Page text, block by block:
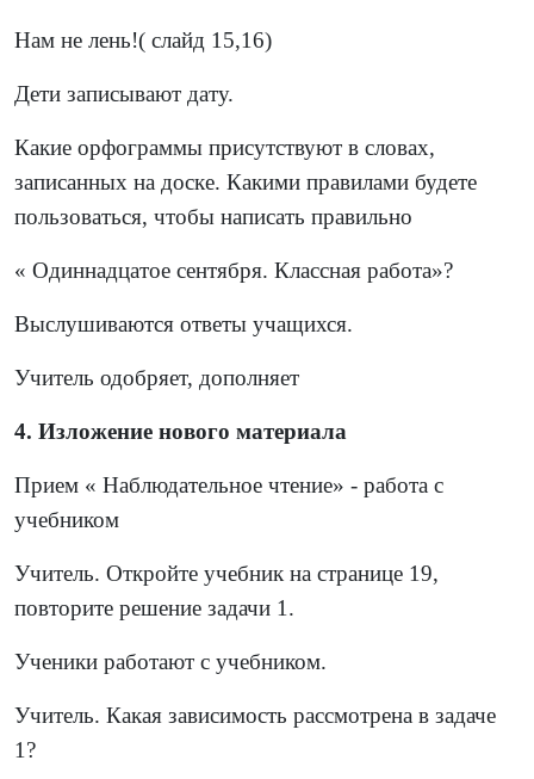
Нам не лень!( слайд 15,16)
Дети записывают дату.
Какие орфограммы присутствуют в словах,
записанных на доске. Какими правилами будете
пользоваться, чтобы написать правильно
« Одиннадцатое сентября. Классная работа»?
Выслушиваются ответы учащихся.
Учитель одобряет, дополняет
4. Изложение нового материала
Прием « Наблюдательное чтение» - работа с
учебником
Учитель. Откройте учебник на странице 19,
повторите решение задачи 1.
Ученики работают с учебником.
Учитель. Какая зависимость рассмотрена в задаче
1?